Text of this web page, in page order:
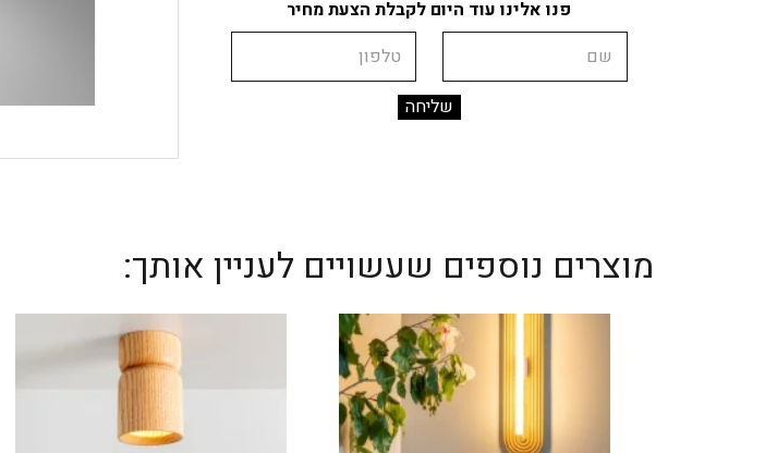
פנו אלינו עוד היום לקבלת הצעת מחיר
מוצרים נוספים שעשויים לעניין אותך: